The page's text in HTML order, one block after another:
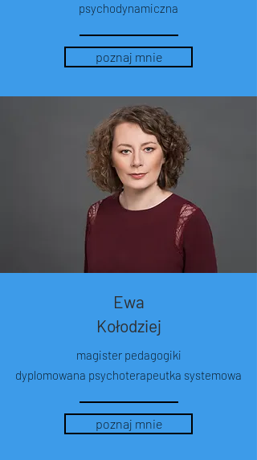
psychodynamiczna
poznaj mnie
Ewa
Kołodziej
magister pedagogiki
dyplomowana psychoterapeutka systemowa
poznaj mnie